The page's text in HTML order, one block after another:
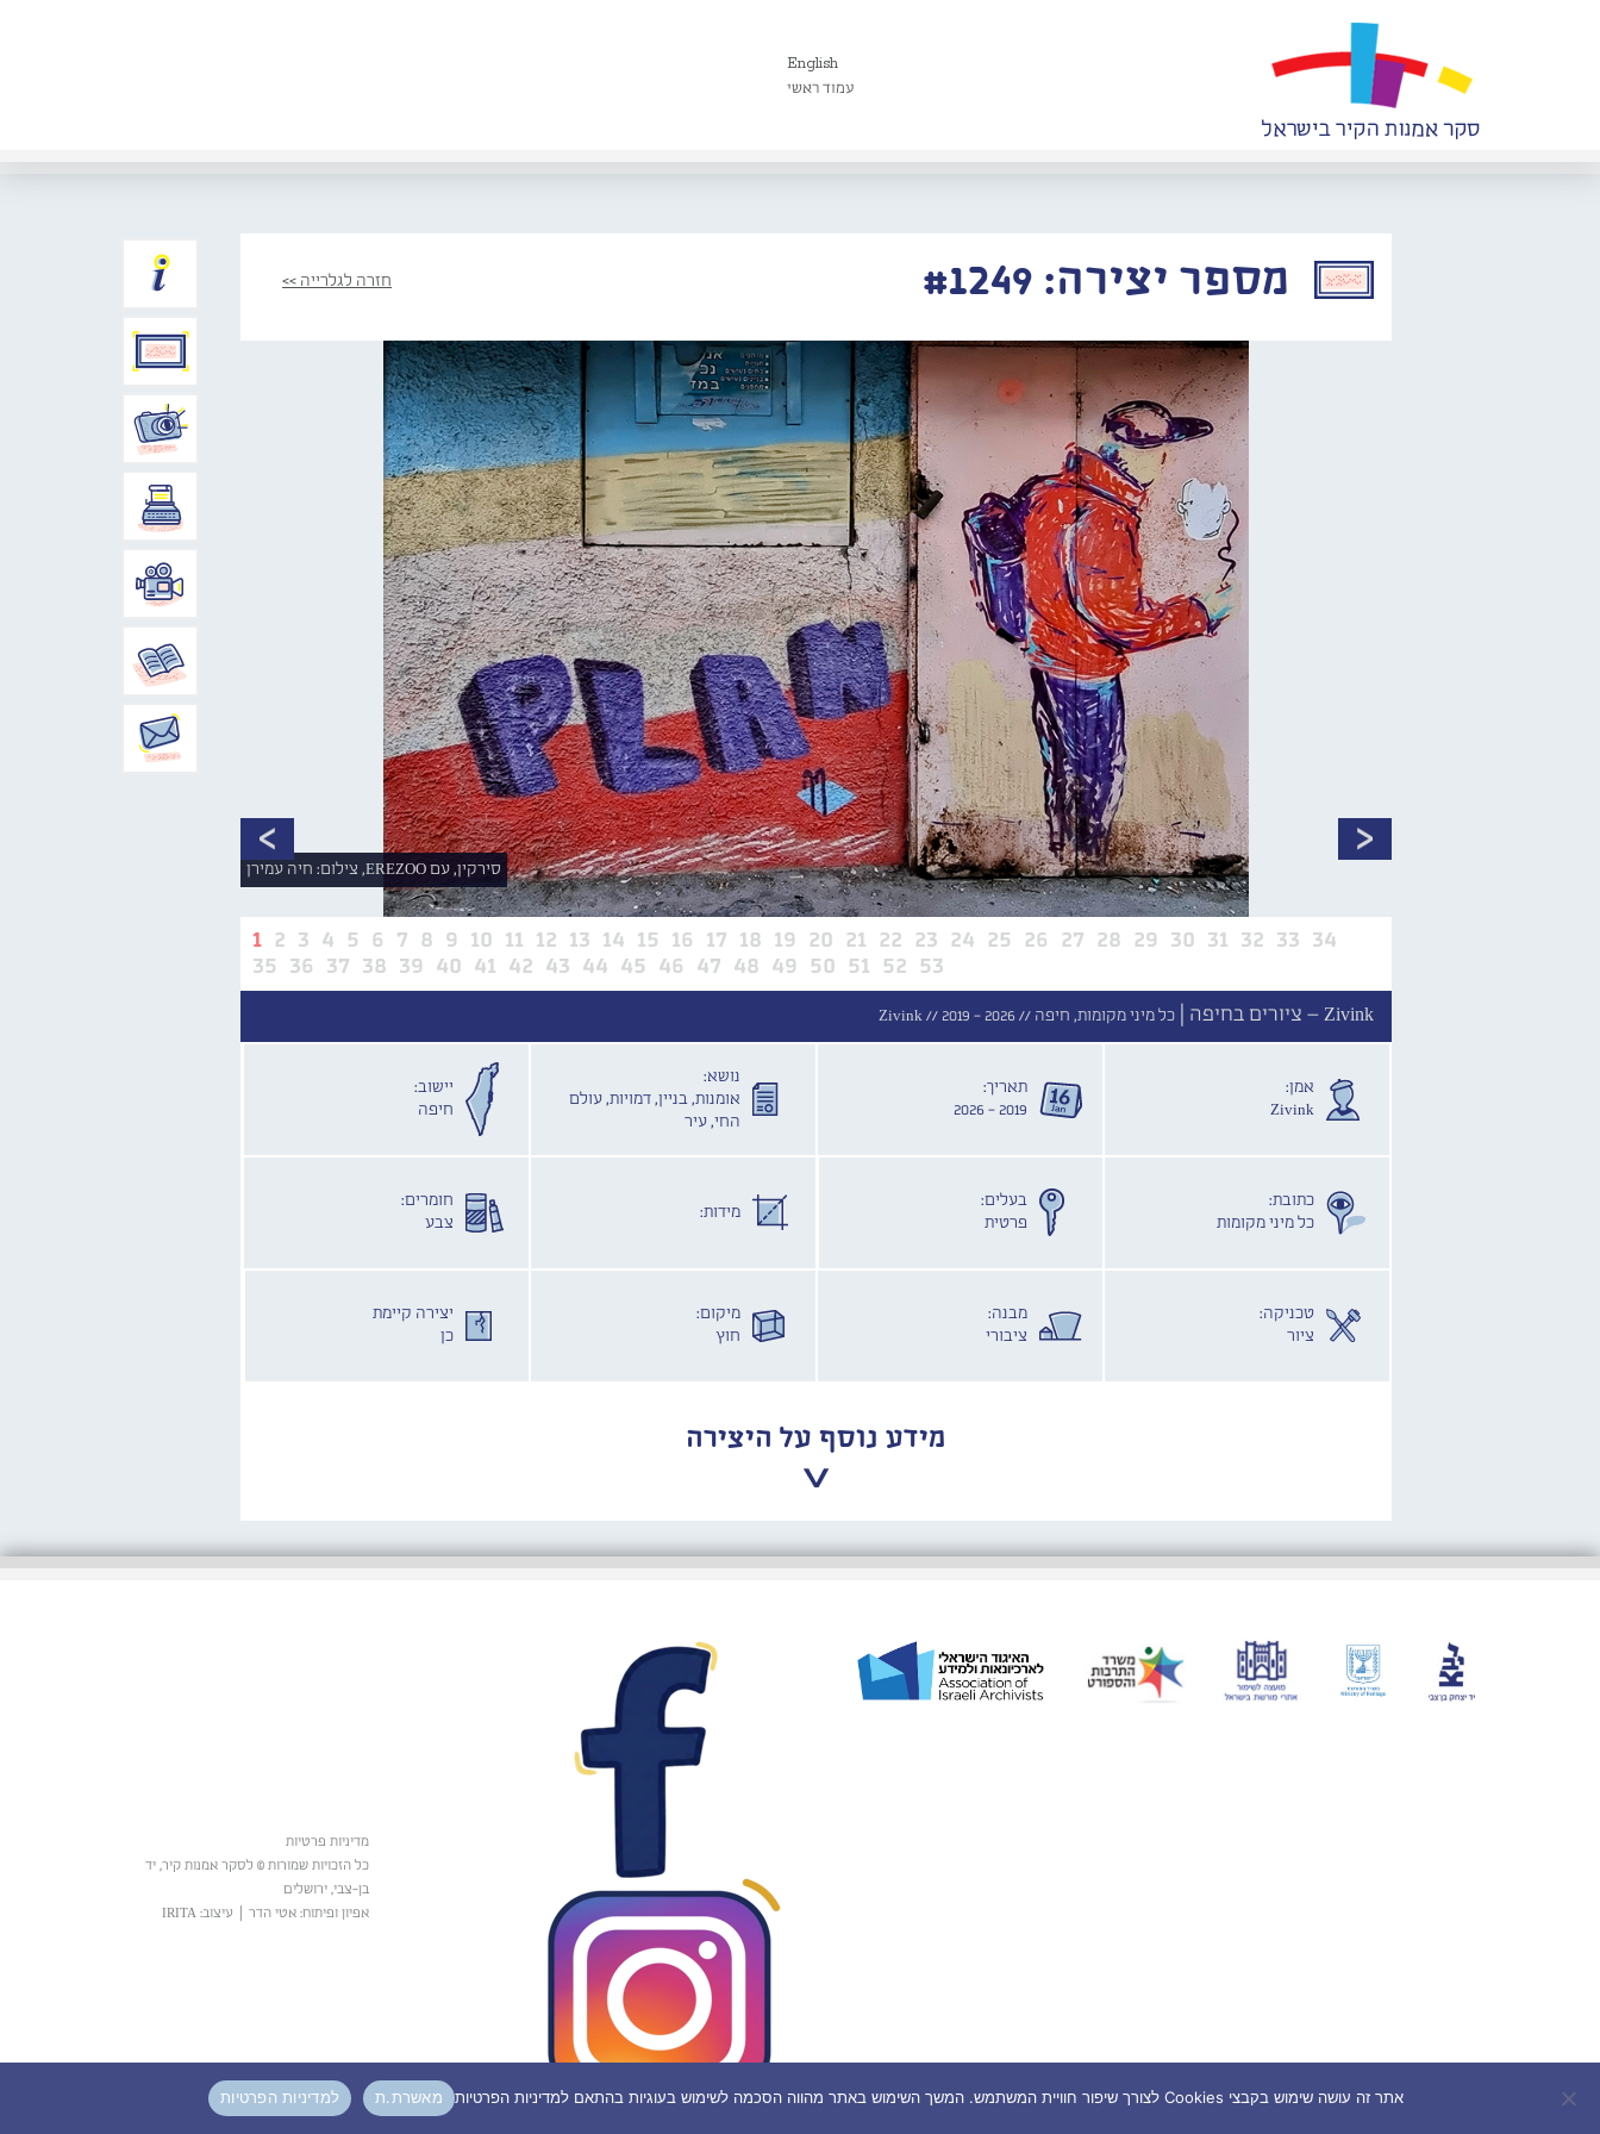
English
עמוד ראשי
מספר יצירה: #1249 חזרה לגלרייה >>
1 2 3 4 5 6 7 8 9 10 11 12 13 14 15 16 17 18 19 20 21 22 23 24 25 26 27 28 29 30 31 32 33 34
35 36 37 38 39 40 41 42 43 44 45 46 47 48 49 50 51 52 53
סירקין, עם EREZOO, צילום: חיה עמירן
Zivink – ציורים בחיפה | כל מיני מקומות, חיפה // Zivink // 2019 - 2026
אמן:
Zivink
תאריך:
2019 - 2026
נושא:
אומנות, בניין, דמויות, עולם
החי, עיר
יישוב:
חיפה
כתובת:
כל מיני מקומות
בעלים:
פרטית
מידות:
חומרים:
צבע
טכניקה:
ציור
מבנה:
ציבורי
מיקום:
חוץ
יצירה קיימת
כן
מידע נוסף על היצירה
מדיניות פרטיות
כל הזכויות שמורות © לסקר אמנות קיר, יד
בן-צבי, ירושלים
אפיון ופיתוח: אטי הדר
עיצוב: IRITA
אתר זה עושה שימוש בקבצי Cookies לצורך שיפור חוויית המשתמש. המשך השימוש באתר מהווה הסכמה לשימוש בעוגיות בהתאם למדיניות הפרטיות מאשרת.ת למדיניות הפרטיות